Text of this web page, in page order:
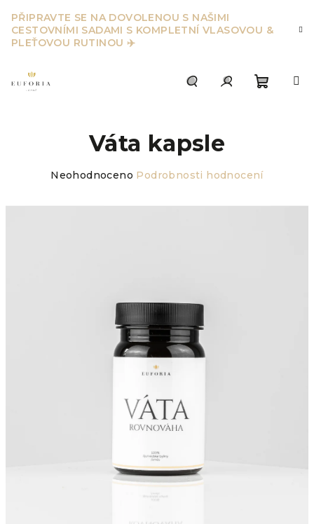
na
obsah
PŘIPRAVTE SE NA DOVOLENOU S NAŠIMI
CESTOVNÍMI SADAMI S KOMPLETNÍ VLASOVOU &
PLEŤOVOU RUTINOU ✈️
Váta kapsle
PrůměrnéNeohodnoceno Podrobnosti hodnocení